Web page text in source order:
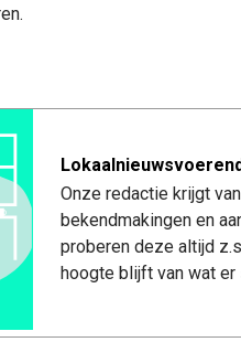
Onze redactie krijgt
bekendmakingen en
proberen deze altijd
hoogte blijft van wat